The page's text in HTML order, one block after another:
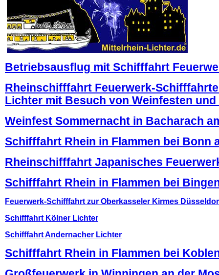
Betriebsausflug mit Schifffahrt
Rheinschifffahrt Feuerwerk-
Lichter mit Besuch von Weinfesten
Weinfest Sommernacht in Bacharach
Schifffahrt Rhein in Flammen bei Bonn
Rheinschifffahrt Japanisches
Schifffahrt Rhein in Flammen bei
Feuerwerk-Schifffahrt zur Oberkasseler Kirmes
Schifffahrt Kölner Lichter
Schifffahrt Andernacher Lichter
Schifffahrt Rhein in Flammen bei